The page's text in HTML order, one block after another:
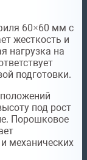
60×60 мм с
жесткость и
нагрузка на
подготовки.
под рост
Порошковое
механических